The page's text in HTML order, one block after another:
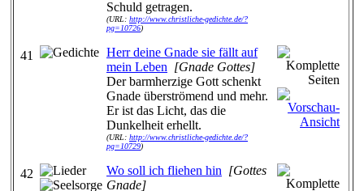
Schuld getragen.
(URL: http://www.christliche-gedichte.de/?
pg=10726)
41
Herr deine Gnade sie fällt auf
mein Leben [Gnade Gottes]
Der barmherzige Gott schenkt
Gnade überströmend und mehr.
Er ist das Licht, das die
Dunkelheit erhellt.
(URL: http://www.christliche-gedichte.de/?
pg=10729)
42 Wo soll ich fliehen hin [Gottes
Gnade]